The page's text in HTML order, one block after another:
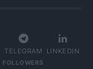
TELEGRAM
FOLLOWERS
LINKEDIN